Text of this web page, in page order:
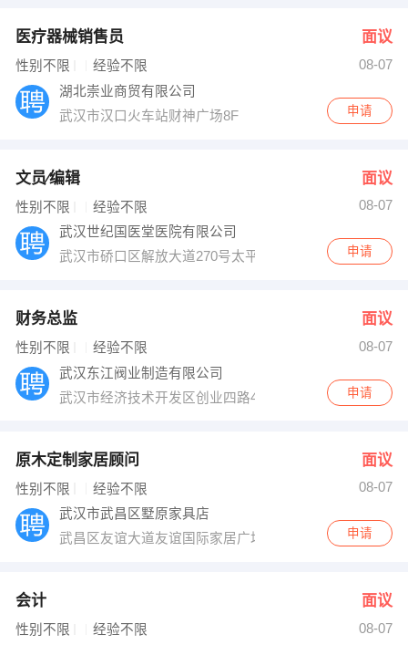
医疗器械销售员 面议
性别不限 经验不限
08-07
湖北崇业商贸有限公司
武汉市汉口火车站财神广场8F
申请
文员∕编辑 面议
性别不限 经验不限
08-07
武汉世纪国医堂医院有限公司
武汉市硚口区解放大道270号太平洋公交车站旁
申请
财务总监 面议
性别不限 经验不限
08-07
武汉东江阀业制造有限公司
武汉市经济技术开发区创业四路47号
申请
原木定制家居顾问 面议
性别不限 经验不限
08-07
武汉市武昌区墅原家具店
武昌区友谊大道友谊国际家居广场4号门
申请
会计 面议
性别不限 经验不限
08-07